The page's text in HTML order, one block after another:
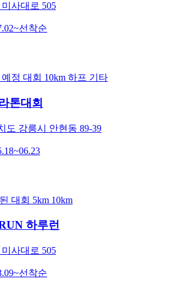
사대로 505
선착순
정 대회 10km 하프 기타
톤대회
도 강릉시 안현동 89-39
대회 5km 10km
하루런
사대로 505
선착순